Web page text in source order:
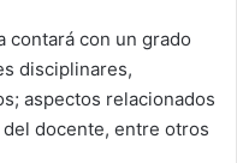
contará con un grado
disciplinares,
aspectos relacionados
docente, entre otros